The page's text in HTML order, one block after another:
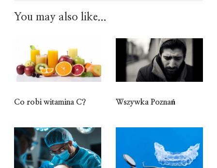
You may also like...
Co robi witamina C? Wszywka Poznań